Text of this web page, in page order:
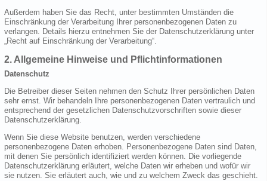
Außerdem haben Sie das Recht, unter bestimmten Umständen die
Einschränkung der Verarbeitung Ihrer personenbezogenen Daten zu
verlangen. Details hierzu entnehmen Sie der Datenschutzerklärung unter
„Recht auf Einschränkung der Verarbeitung“.
2. Allgemeine Hinweise und Pflichtinformationen
Datenschutz
Die Betreiber dieser Seiten nehmen den Schutz Ihrer persönlichen Daten
sehr ernst. Wir behandeln Ihre personenbezogenen Daten vertraulich und
entsprechend der gesetzlichen Datenschutzvorschriften sowie dieser
Datenschutzerklärung.
Wenn Sie diese Website benutzen, werden verschiedene
personenbezogene Daten erhoben. Personenbezogene Daten sind Daten,
mit denen Sie persönlich identifiziert werden können. Die vorliegende
Datenschutzerklärung erläutert, welche Daten wir erheben und wofür wir
sie nutzen. Sie erläutert auch, wie und zu welchem Zweck das geschieht.